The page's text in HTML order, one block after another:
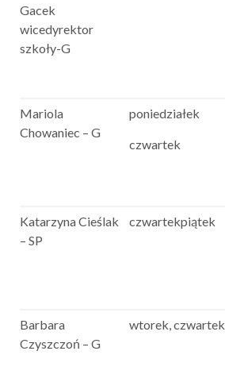
Gacek
wicedyrektor
szkoły-G
Mariola
Chowaniec – G
poniedziałek
czwartek
Katarzyna Cieślak
– SP
czwartekpiątek
Barbara
Czyszczoń – G
wtorek, czwartek